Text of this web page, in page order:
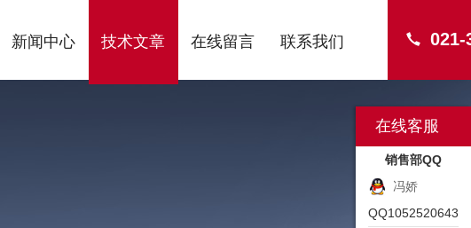
021-
新闻中心 技术文章 在线留言 联系我们
在线客服
销售部QQ
冯娇
QQ1052520643